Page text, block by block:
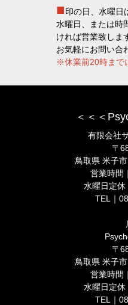
■印の日、水曜日
水曜日、または時
ければ営業致しま
お気軽にお問い合
※休業前20時まで
＜＜＜
有限会社
〒
鳥取県 米子
営業時間
水曜日定休
TEL｜
〒
鳥取県 米子
営業時間
水曜日定休
TEL｜